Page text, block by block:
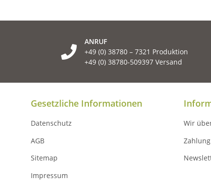
ANRUF
+49 (0) 38780 – 7321 Produktion
+49 (0) 38780-509397 Versand
Gesetzliche Informationen
Datenschutz
AGB
Sitemap
Impressum
Wir